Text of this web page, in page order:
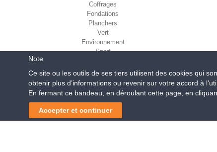
Coffrages
Fondations
Planchers
Vert
Environnement
Sport
Geoplast S.p.A.| Via
Reg. Impr. PD. n.
Note
Ce site ou les outils de ses tiers utilisent des cookies qui
obtenir plus d’informations ou revenir sur votre accord à
En fermant ce bandeau, en déroulant cette page, en
Accepter et continuer